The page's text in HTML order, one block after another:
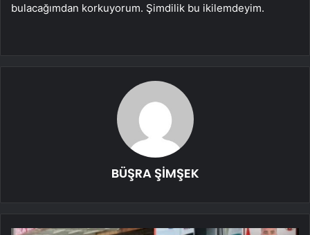
bulacağımdan korkuyorum. Şimdilik bu ikilemdeyim.
BÜŞRA ŞİMŞEK